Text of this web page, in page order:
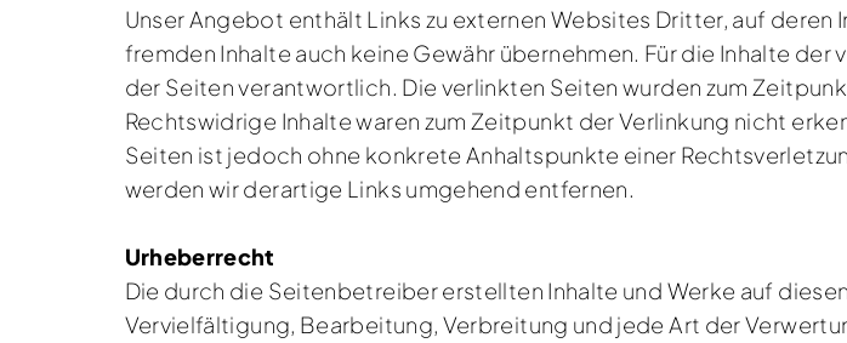
Unser Angebot enthält Links zu externen Websites Dritter, auf
fremden Inhalte auch keine Gewähr übernehmen. Für die Inhalte
der Seiten verantwortlich. Die verlinkten Seiten wurden zum
Rechtswidrige Inhalte waren zum Zeitpunkt der Verlinkung nicht
Seiten ist jedoch ohne konkrete Anhaltspunkte einer
werden wir derartige Links umgehend entfernen.
Urheberrecht
Die durch die Seitenbetreiber erstellten Inhalte und Werke auf
Vervielfältigung, Bearbeitung, Verbreitung und jede Art der